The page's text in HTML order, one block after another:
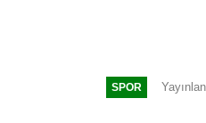
SPOR